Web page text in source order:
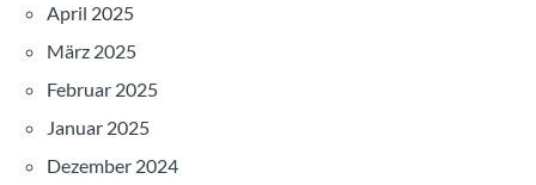
April 2025
März 2025
Februar 2025
Januar 2025
Dezember 2024